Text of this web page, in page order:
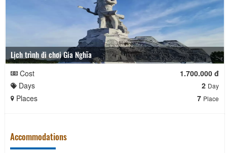
Lịch trình đi chơi Gia Nghĩa
Cost
1.700.000 đ
Days
2 Day
Places 7 Place
Accommodations